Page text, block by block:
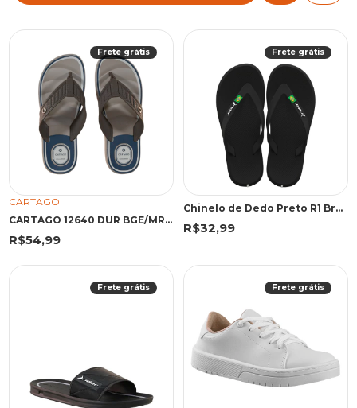
Frete grátis
CARTAGO
CARTAGO 12640 DUR BGE/MRR/AZU 45 EMA 12640 BEGE/MARROM/AZUL
R$54,99
Frete grátis
Chinelo de Dedo Preto R1 Brasil | Rider
R$32,99
Frete grátis Frete grátis